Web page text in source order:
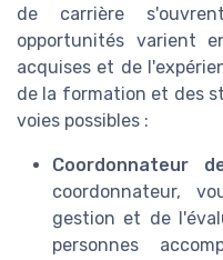
de carrière
opportunités varient
acquises et de
de la formation et des
voies possibles :
Coordonnateur
coordonnateur,
gestion et de
personnes